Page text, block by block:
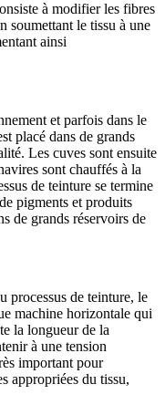
à modifier les fibres
soumettant le tissu à une
ainsi
et parfois dans le
placé dans de grands
Les cuves sont ensuite
sont chauffés à la
de teinture se termine
pigments et produits
de grands réservoirs de
processus de teinture, le
machine horizontale qui
la longueur de la
à une tension
important pour
appropriées du tissu,